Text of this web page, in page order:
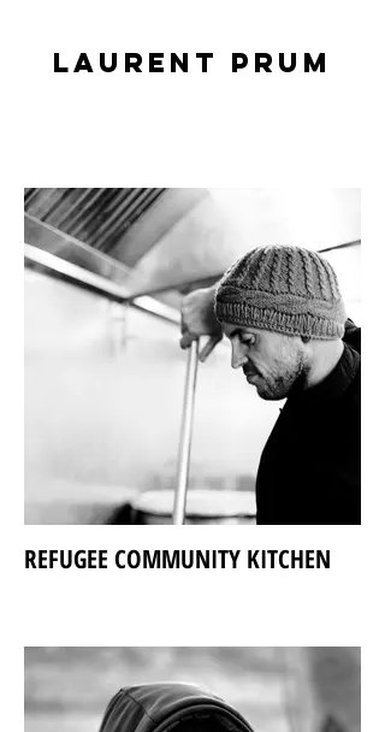
LAURENT PRUM
REFUGEE COMMUNITY KITCHEN